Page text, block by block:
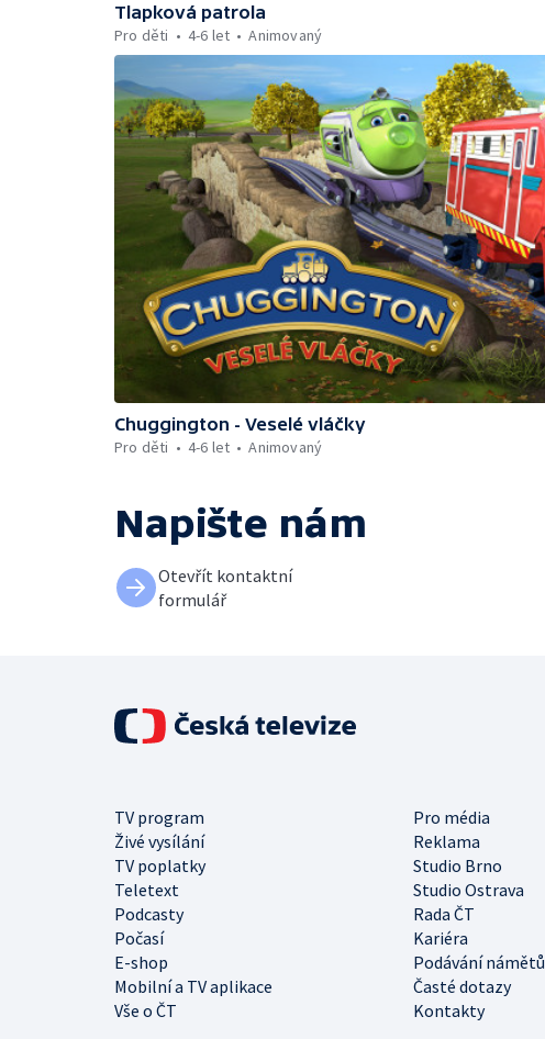
Tlapková patrola
Pro děti
4-6 let Animovaný
Chuggington - Veselé vláčky
Pro děti
4-6 let Animovaný
Napište nám
Otevřít kontaktní
formulář
TV program
Pro média
Živé vysílání
Reklama
TV poplatky
Studio Brno
Teletext
Studio Ostrava
Podcasty
Rada ČT
Počasí
Kariéra
E-shop
Podávání námětů
Mobilní a TV aplikace
Časté dotazy
Vše o ČT
Kontakty